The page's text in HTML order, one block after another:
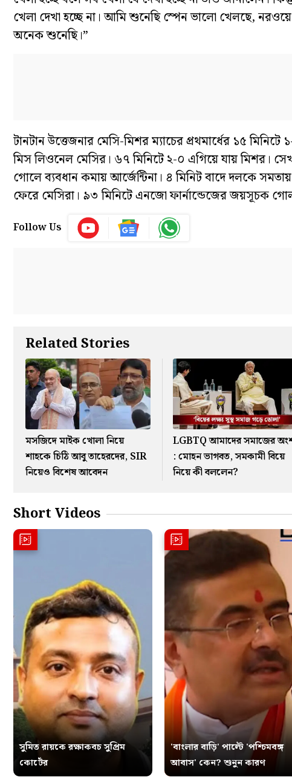
খেলা দেখা হচ্ছে না। আমি শুনেছি স্পেন ভালো খেলছে,
অনেক শুনেছি।”
টানটান উত্তেজনার মেসি-মিশর ম্যাচের প্রথমার্ধের ১৫
মিস লিওনেল মেসির। ৬৭ মিনিটে ২-০ এগিয়ে যায় মিশর।
গোলে ব্যবধান কমায় আর্জেন্টিনা। ৪ মিনিট বাদে দলকে
ফেরে মেসিরা। ৯৩ মিনিটে এনজো ফার্নান্ডেজের জয়সূচক
Follow Us
Related Stories
মসজিদে মাইক খোলা নিয়ে
শাহকে চিঠি আবু তাহেরদের, SIR
নিয়েও বিশেষ আবেদন
LGBTQ আমাদের সমাজের
: মোহন ভাগবত, সমকামী বিয়ে
নিয়ে কী বললেন?
Short Videos
সুমিত রায়কে রক্ষাকবচ সুপ্রিম
কোর্টের
'বাংলার বাড়ি' পাল্টে 'পশ্চিমবঙ্গ
আবাস' কেন? শুনুন কারণ